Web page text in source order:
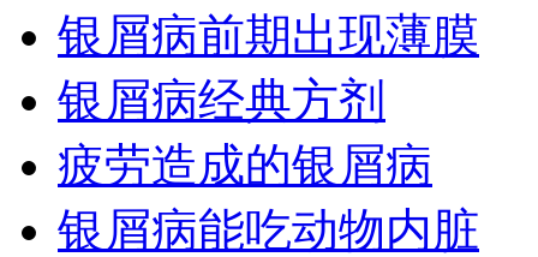
银屑病前期出现薄膜
银屑病经典方剂
疲劳造成的银屑病
银屑病能吃动物内脏